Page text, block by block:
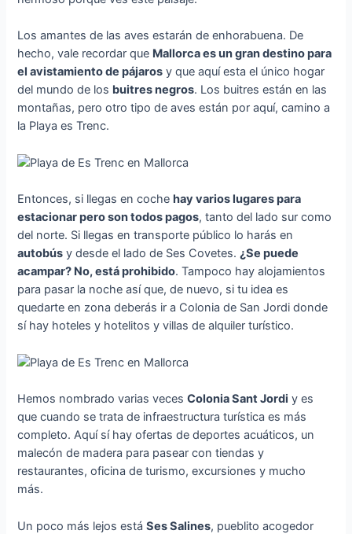
Los amantes de las aves estarán de enhorabuena. De
hecho, vale recordar que Mallorca es un gran destino para
el avistamiento de pájaros y que aquí esta el único hogar
del mundo de los buitres negros. Los buitres están en las
montañas, pero otro tipo de aves están por aquí, camino a
la Playa es Trenc.
Entonces, si llegas en cochehay varios lugares para
estacionar pero son todos pagos, tanto del lado sur como
del norte. Si llegas en transporte público lo harás en
autobús y desde el lado de Ses Covetes.¿Se puede
acampar? No, está prohibido. Tampoco hay alojamientos
para pasar la noche así que, de nuevo, si tu idea es
quedarte en zona deberás ir a Colonia de San Jordi donde
sí hay hoteles y hotelitos y villas de alquiler turístico.
Hemos nombrado varias vecesColonia Sant Jordi y es
que cuando se trata de infraestructura turística es más
completo. Aquí sí hay ofertas de deportes acuáticos, un
malecón de madera para pasear con tiendas y
restaurantes, oficina de turismo, excursiones y mucho
más.
Un poco más lejos estáSes Salines, pueblito acogedor